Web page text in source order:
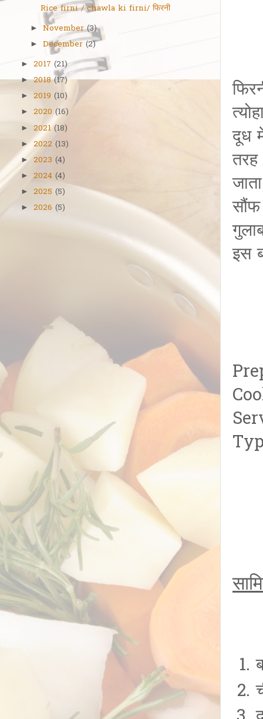
दूध
तरह
इस
Rice firni / chawla ki firni/ फिरनी
►November (3)
►December (2)
► 2017 (21)
►2018 (17)
► 2019 (10)
► 2020 (16)
► 2021 (18)
► 2022 (13)
► 2023 (4)
► 2024 (4)
► 2025 (5)
► 2026 (5)